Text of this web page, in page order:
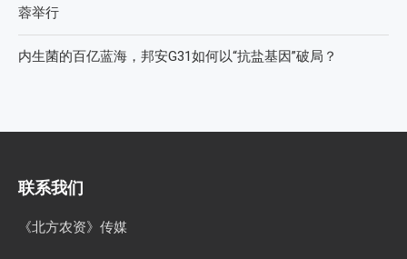
蓉举行
内生菌的百亿蓝海，邦安G31如何以“抗盐基因”破局？
联系我们
《北方农资》传媒